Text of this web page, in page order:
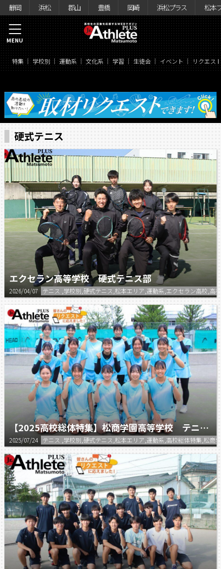
静岡 浜松 郡山 豊橋 岡崎 浜松プラス 松本
特集 学校別 運動系 文化系 学習 生徒会 イベント リクエス
MENU
硬式テニス
エクセラン高等学校 硬式テニス部
2026/04/07 テニス ,学校別,硬式テニス,松本エリア,運動系,エクセラン高校,高
【2025高校総体特集】松商学園高等学校 テニス部(女子) インターハイ出場
2025/07/24 テニス ,学校別,硬式テニス,松本エリア,運動系,高校総体特集,松商